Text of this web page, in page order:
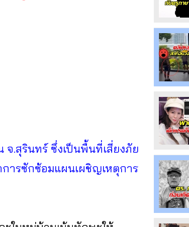
จ.สุรินทร์ ซึ่งเป็นพื้นที่เสี่ยงภัย
ารซักซ้อมแผนเผชิญเหตุการ